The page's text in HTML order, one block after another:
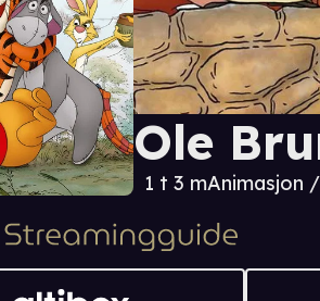
Ole
1 t 3 mAnimasjon